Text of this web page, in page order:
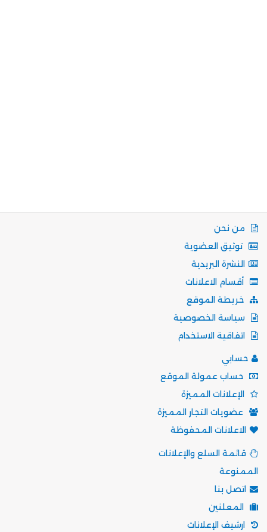
من نحن
توثيق العضوية
النشرة البريدية
أقسام الاعلانات
خريطة الموقع
سياسة الخصوصية
اتفاقية الاستخدام
حسابي
حساب عمولة الموقع
الإعلانات المميزة
عضويات التجار المميزة
الاعلانات المحفوظة
قائمة السلع والإعلانات
الممنوعة
اتصل بنا
المعلنين
ارشيف الإعلانات